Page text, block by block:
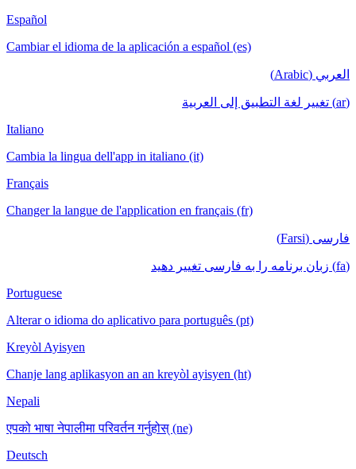
Español
Cambiar el idioma de la aplicación a español (es)
العربي (Arabic)
(ar) تغيير لغة التطبيق إلى العربية
Italiano
Cambia la lingua dell'app in italiano (it)
Français
Changer la langue de l'application en français (fr)
فارسی (Farsi)
(fa) زبان برنامه را به فارسی تغییر دهید
Portuguese
Alterar o idioma do aplicativo para português (pt)
Kreyòl Ayisyen
Chanje lang aplikasyon an an kreyòl ayisyen (ht)
Nepali
एपको भाषा नेपालीमा परिवर्तन गर्नुहोस् (ne)
Deutsch